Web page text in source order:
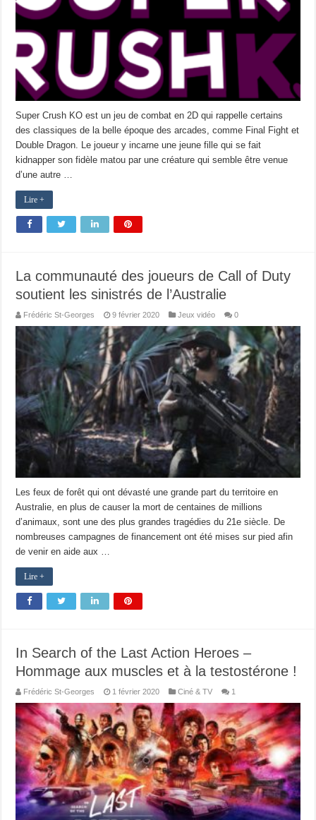
Super Crush KO est un jeu de combat en 2D qui rappelle certains
des classiques de la belle époque des arcades, comme Final Fight et
Double Dragon. Le joueur y incarne une jeune fille qui se fait
kidnapper son fidèle matou par une créature qui semble être venue
d’une autre …
Lire +
La communauté des joueurs de Call of Duty
soutient les sinistrés de l’Australie
Frédéric St-Georges 9 février 2020 Jeux vidéo 0
Les feux de forêt qui ont dévasté une grande part du territoire en
Australie, en plus de causer la mort de centaines de millions
d’animaux, sont une des plus grandes tragédies du 21e siècle. De
nombreuses campagnes de financement ont été mises sur pied afin
de venir en aide aux …
Lire +
In Search of the Last Action Heroes –
Hommage aux muscles et à la testostérone !
Frédéric St-Georges 1 février 2020 Ciné & TV 1